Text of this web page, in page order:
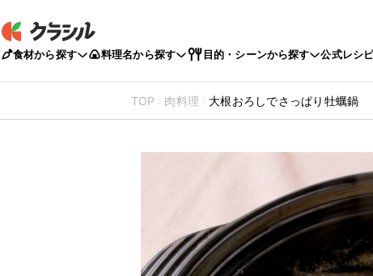
食材から探す 料理名から探す 目的・シーンから探す 公式レシ
TOP 肉料理 大根おろしでさっぱり牡蠣鍋